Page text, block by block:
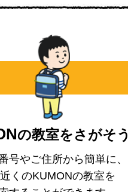
の教室をさがそう
号やご住所から簡単に、
くのKUMONの教室を